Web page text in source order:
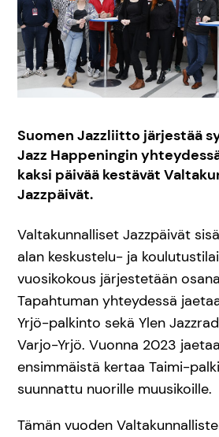
Suomen Jazzliitto järjestää
Jazz Happeningin
kaksi päivää kestävät
Jazzpäivät.
Valtakunnalliset Jazzpäivät
alan keskustelu- ja
vuosikokous järjestetään
Tapahtuman yhteydessä
Yrjö-palkinto sekä Ylen
Varjo-Yrjö. Vuonna 2023
ensimmäistä kertaa Taimi-
suunnattu nuorille muusikoille.
Tämän vuoden